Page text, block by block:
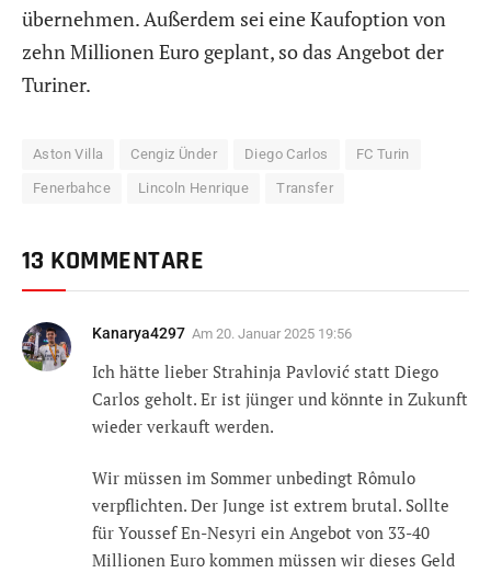
übernehmen. Außerdem sei eine Kaufoption von
zehn Millionen Euro geplant, so das Angebot der
Turiner.
Aston Villa Cengiz Ünder Diego Carlos FC Turin
Fenerbahce Lincoln Henrique Transfer
13 KOMMENTARE
Kanarya4297 Am 20. Januar 2025 19:56
Ich hätte lieber Strahinja Pavlović statt Diego
Carlos geholt. Er ist jünger und könnte in Zukunft
wieder verkauft werden.
Wir müssen im Sommer unbedingt Rômulo
verpflichten. Der Junge ist extrem brutal. Sollte
für Youssef En-Nesyri ein Angebot von 33-40
Millionen Euro kommen müssen wir dieses Geld